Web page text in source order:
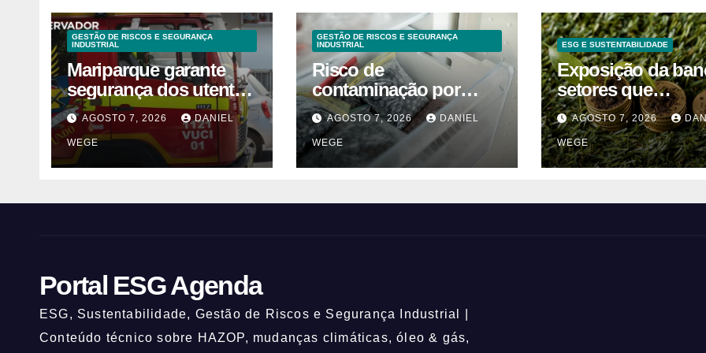
GESTÃO DE RISCOS E SEGURANÇA
INDUSTRIAL
Mariparque garante
segurança dos utentes
após acidente –
Observador
AGOSTO 7, 2026 DANIEL
WEGE
GESTÃO DE RISCOS E SEGURANÇA
INDUSTRIAL
Risco de
contaminação por
listeria suspende
venda de mirtilos em
fábricas da América do
Norte – Mix Vale
AGOSTO 7, 2026 DANIEL
WEGE
ESG E SUSTENTABILIDADE
Exposição da
setores que
contribuem para
alterações
mantém-se nos
AGOSTO 7, 2026
WEGE
Portal ESG Agenda
ESG, Sustentabilidade, Gestão de Riscos e Segurança Industrial |
Conteúdo técnico sobre HAZOP, mudanças climáticas, óleo & gás,